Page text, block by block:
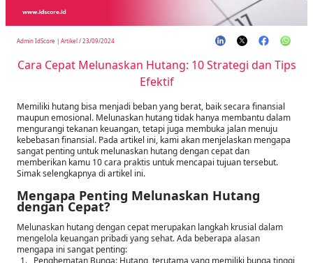
Admin IdScore | Artikel/23/09/2024
Cara Cepat Melunaskan Hutang: 10 Strategi dan Tips
Efektif
Memiliki hutang bisa menjadi beban yang berat, baik secara finansial
maupun emosional. Melunaskan hutang tidak hanya membantu dalam
mengurangi tekanan keuangan, tetapi juga membuka jalan menuju
kebebasan finansial. Pada artikel ini, kami akan menjelaskan mengapa
sangat penting untuk melunaskan hutang dengan cepat dan
memberikan kamu 10 cara praktis untuk mencapai tujuan tersebut.
Simak selengkapnya di artikel ini.
Mengapa Penting Melunaskan Hutang
dengan Cepat?
Melunaskan hutang dengan cepat merupakan langkah krusial dalam
mengelola keuangan pribadi yang sehat. Ada beberapa alasan
mengapa ini sangat penting: